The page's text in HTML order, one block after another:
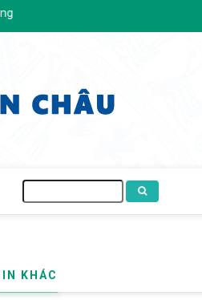
kiếm
BÀN PHƯỜNG
KHÁC